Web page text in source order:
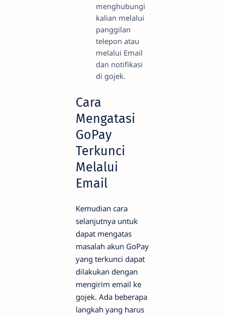
menghubungi
kalian melalui
panggilan
telepon atau
melalui Email
dan notifikasi
di gojek.
Cara
Mengatasi
GoPay
Terkunci
Melalui
Email
Kemudian cara
selanjutnya untuk
dapat mengatas
masalah akun GoPay
yang terkunci dapat
dilakukan dengan
mengirim email ke
gojek. Ada beberapa
langkah yang harus